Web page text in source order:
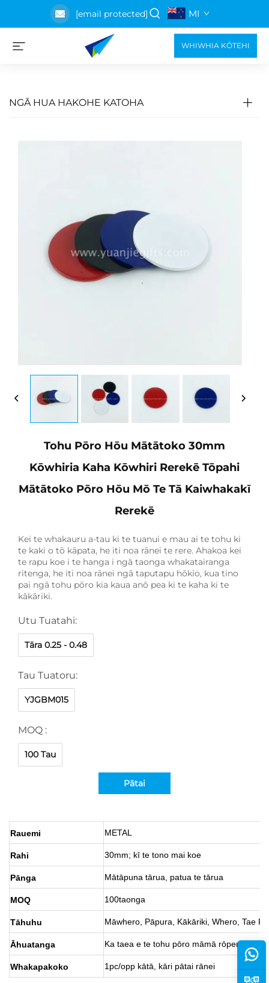
[email protected] MI
WHIWHIA KŌTEHI
NGĀ HUA HAKOHE KATOHA
Tohu Pōro Hōu Mātātoko 30mm
Kōwhiria Kaha Kōwhiri Rerekē Tōpahi
Mātātoko Pōro Hōu Mō Te Tā Kaiwhakakī
Rerekē
Kei te whakauru a-tau ki te tuanui e mau ai te tohu ki
te kaki o tō kāpata, he iti noa rānei te rere. Ahakoa kei
te rapu koe i te hanga i ngā taonga whakatairanga
ritenga, he iti noa rānei ngā taputapu hōkio, kua tino
pai ngā tohu pōro kia kaua anō pea ki te kaha ki te
kākāriki.
Utu Tuatahi:
Tāra 0.25 - 0.48
Tau Tuatoru:
YJGBM015
MOQ :
100 Tau
Pātai
Rauemi METAL
Rahi 30mm; kī te tono mai koe
Pānga Mātāpuna tārua, patua te tārua
MOQ 100taonga
Tāhuhu Māwhero, Pāpura, Kākāriki, Whero, Tae
Āhuatanga Ka taea e te tohu pōro māmā rōpere te ā-
Whakapakoko 1pc/opp kātā, kāri pātai rānei